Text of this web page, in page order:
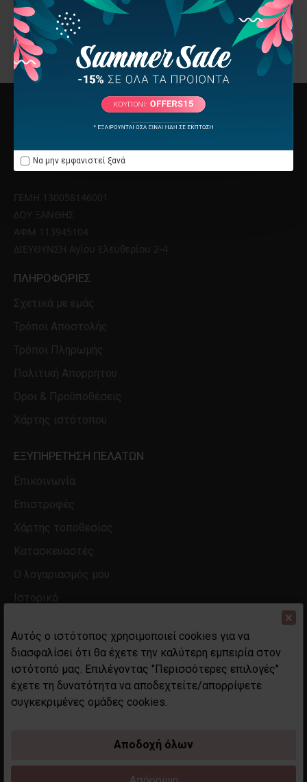
Να μην εμφανιστεί ξανά
100ml
25,40€
100ml
24,40€
Έχετε φτάσει στο τέλος της λίστας
ΓΕΜΗ 130058146001
ΔΟΥ ΞΑΝΘΗΣ
ΑΦΜ 113945104
ΔΙΕΥΘΥΝΣΗ Αγίου Ελευθερίου 2-4
ΠΛΗΡΟΦΟΡΊΕΣ
Σχετικά με εμάς
Τρόποι Αποστολής
Τρόποι Πληρωμής
Πολιτική Απορρήτου
Όροι & Προϋποθέσεις
Χάρτης ιστότοπου
ΕΞΥΠΗΡΈΤΗΣΗ ΠΕΛΑΤΏΝ
Επικοινωνία
Επιστροφές
Χάρτης τοποθεσίας
Κατασκευαστές
Ο λογαριασμός μου
Ιστορικό
×
Αυτός ο ιστότοπος χρησιμοποιεί cookies για να
διασφαλίσει ότι θα έχετε την καλύτερη εμπειρία στον
ιστότοπό μας. Επιλέγοντας "Περισσότερες επιλογές"
έχετε τη δυνατότητα να αποδεχτείτε/απορρίψετε
συγκεκριμένες ομάδες cookies.
Αποδοχή όλων